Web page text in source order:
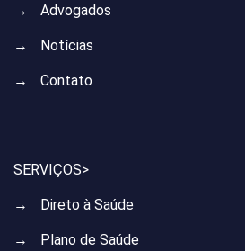
→ Advogados
→ Notícias
→ Contato
SERVIÇOS>
→ Direto à Saúde
→ Plano de Saúde